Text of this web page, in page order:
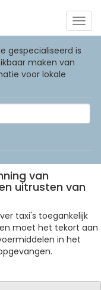
gespecialiseerd is
maken van
voor lokale
van
uitrusten van
taxi's toegankelijk
moet het tekort aan
in het